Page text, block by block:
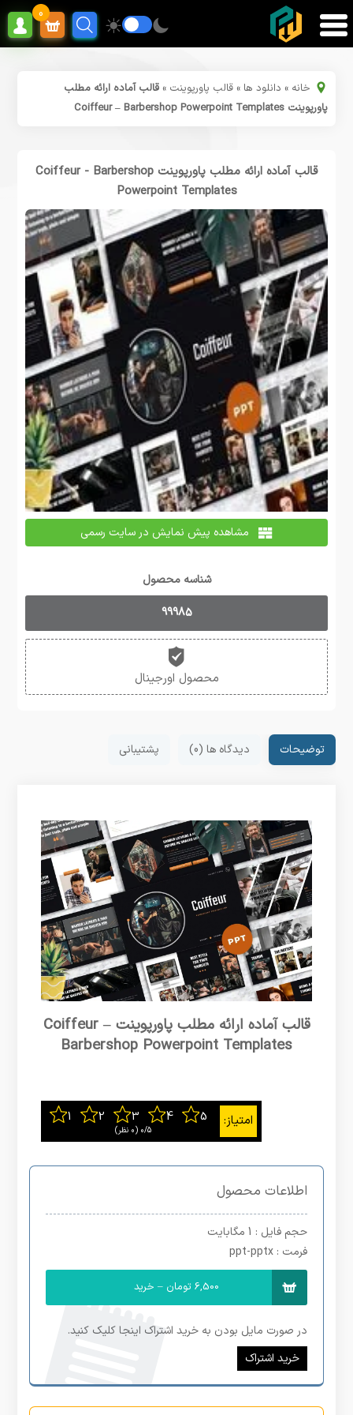
0
خانه » دانلود ها »قالب پاورپوینت »قالب آماده ارائه مطلب
پاورپوینت Coiffeur – Barbershop Powerpoint Templates
قالب آماده ارائه مطلب پاورپوینت Coiffeur - Barbershop
Powerpoint Templates
مشاهده پیش نمایش در سایت رسمی
شناسه محصول
99985
محصول اورجینال
توضیحات دیدگاه ها (0) پشتیبانی
قالب آماده ارائه مطلب پاورپوینت Coiffeur –
Barbershop Powerpoint Templates
0/5 ‫(0 نظر)
اطلاعات محصول
حجم فایل : 1 مگابایت
فرمت : ppt-pptx
6,500 تومان – خرید
در صورت مایل بودن به خرید اشتراک اینجا کلیک کنید.
خرید اشتراک